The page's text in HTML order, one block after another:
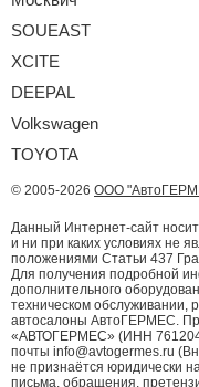
SOUEAST
XCITE
DEEPAL
Volkswagen
TOYOTA
© 2005-2026 ООО
Данный Интернет-сайт
и ни при каких условиях не
положениями Статьи 437
Для получения подробной
дополнительного
техническом обслуживании,
автосалоны АвтоГЕРМЕС.
«АВТОГЕРМЕС» (ИНН
почты info@avtogermes.ru
не признаётся юридически
письма, обращения,